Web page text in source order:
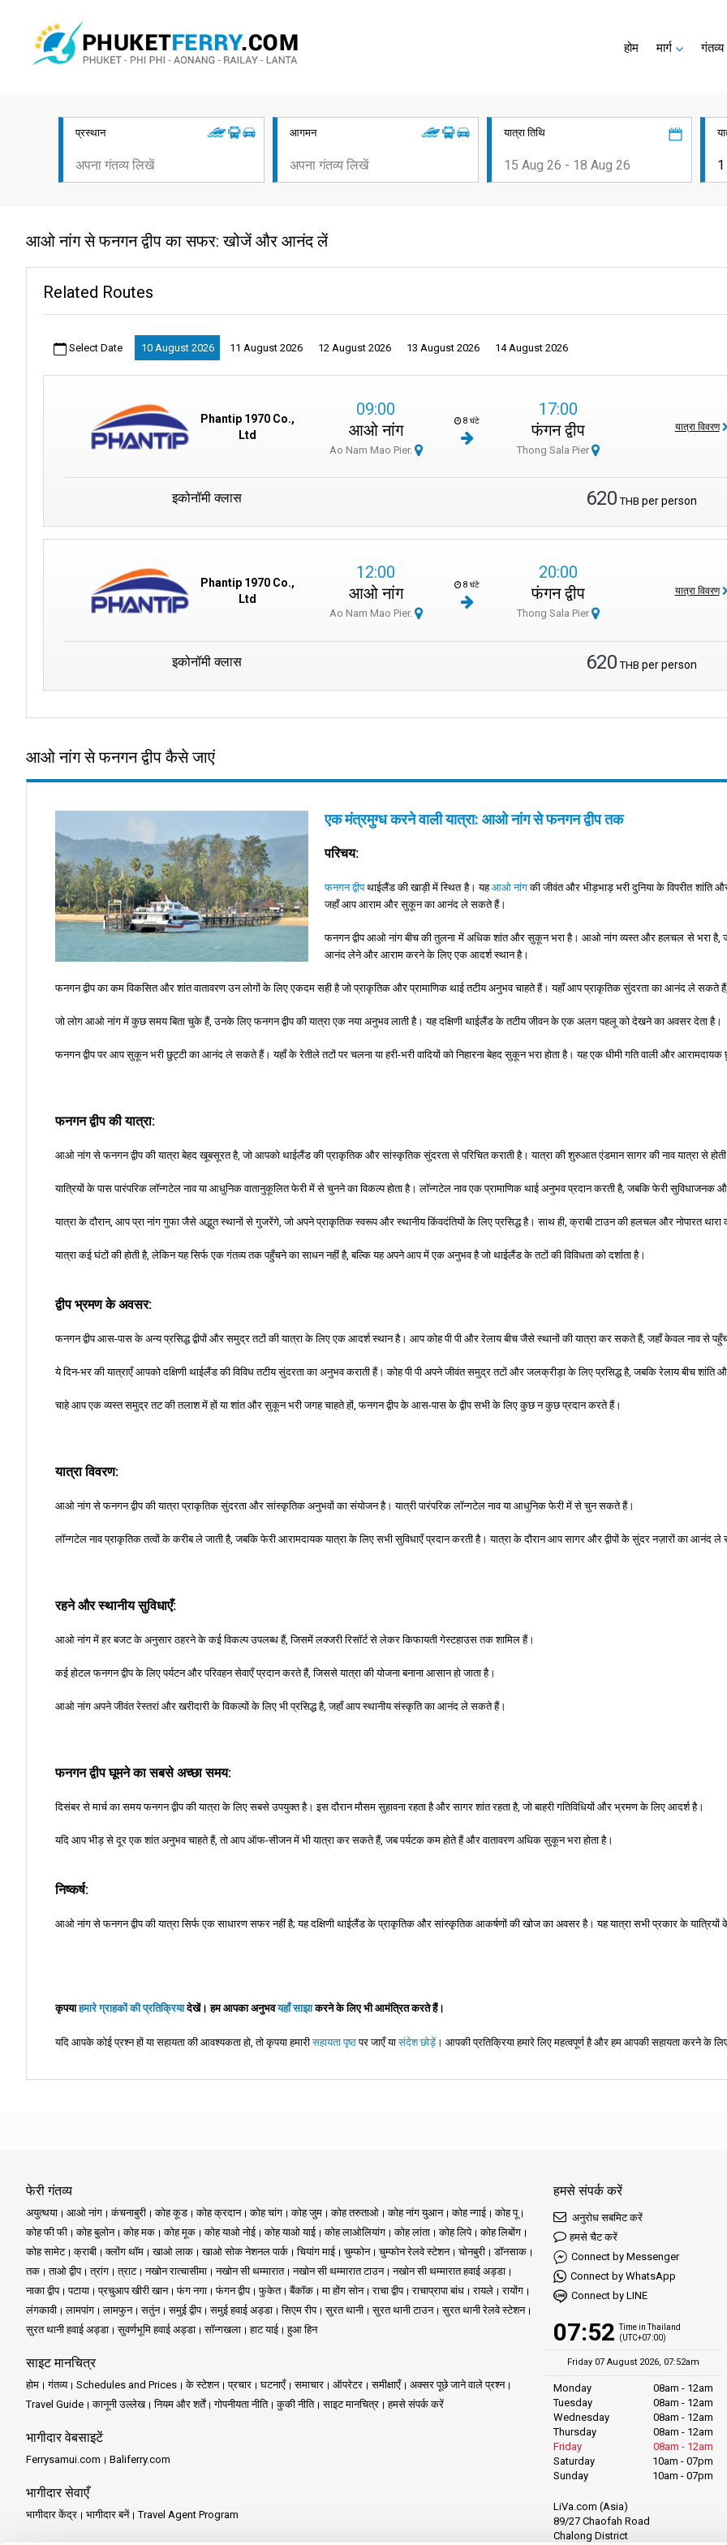
होम मार्ग गंतव्य
प्रस्थान आगमन यात्रा तिथि
आओ नांग से फनगन द्वीप का सफर: खोजें और आनंद लें
Related Routes
Select Date 10 August 2026 11 August 2026 12 August 2026 13 August 2026 14 August 2026
Phantip 1970 Co.,
Ltd
09:00
आओ नांग
Ao Nam Mao Pier.
8 घंटे
17:00
फंगन द्वीप
Thong Sala Pier
यात्रा विवरण
इकोनॉमी क्लास 620 THB per person
Phantip 1970 Co.,
Ltd
12:00
आओ नांग
Ao Nam Mao Pier.
8 घंटे
20:00
फंगन द्वीप
Thong Sala Pier
यात्रा विवरण
इकोनॉमी क्लास 620 THB per person
आओ नांग से फनगन द्वीप कैसे जाएं
एक मंत्रमुग्ध करने वाली यात्रा: आओ नांग से फनगन द्वीप तक
परिचय:
फनगन द्वीपथाईलैंड की खाड़ी में स्थित है। यहआओ नांगकी जीवंत और भीड़भाड़ भरी दुनिया के विपरीत शांति
जहाँ आप आराम और सुकून का आनंद ले सकते हैं।
फनगन द्वीप आओ नांग बीच की तुलना में अधिक शांत और सुकून भरा है। आओ नांग व्यस्त और हलचल से भरा है,
आनंद लेने और आराम करने के लिए एक आदर्श स्थान है।
फनगन द्वीप का कम विकसित और शांत वातावरण उन लोगों के लिए एकदम सही है जो प्राकृतिक और प्रामाणिक थाई तटीय अनुभव चाहते हैं। यहाँ आप प्राकृतिक सुंदरता का आनंद ले सकते
जो लोग आओ नांग में कुछ समय बिता चुके हैं, उनके लिए फनगन द्वीप की यात्रा एक नया अनुभव लाती है। यह दक्षिणी थाईलैंड के तटीय जीवन के एक अलग पहलू को देखने का अवसर देता है।
फनगन द्वीप पर आप सुकून भरी छुट्टी का आनंद ले सकते हैं। यहाँ के रेतीले तटों पर चलना या हरी-भरी वादियों को निहारना बेहद सुकून भरा होता है। यह एक धीमी गति वाली और
फनगन द्वीप की यात्रा:
आओ नांग से फनगन द्वीप की यात्रा बेहद खूबसूरत है, जो आपको थाईलैंड की प्राकृतिक और सांस्कृतिक सुंदरता से परिचित कराती है। यात्रा की शुरुआत एंडमान सागर की नाव यात्रा से
यात्रियों के पास पारंपरिक लॉन्गटेल नाव या आधुनिक वातानुकूलित फेरी में से चुनने का विकल्प होता है। लॉन्गटेल नाव एक प्रामाणिक थाई अनुभव प्रदान करती है, जबकि फेरी सुविधाजनक
यात्रा के दौरान, आप प्रा नांग गुफा जैसे अद्भुत स्थानों से गुजरेंगे, जो अपने प्राकृतिक स्वरूप और स्थानीय किंवदंतियों के लिए प्रसिद्ध है। साथ ही, क्राबी टाउन की हलचल और नोपारत
यात्रा कई घंटों की होती है, लेकिन यह सिर्फ एक गंतव्य तक पहुँचने का साधन नहीं है, बल्कि यह अपने आप में एक अनुभव है जो थाईलैंड के तटों की विविधता को दर्शाता है।
द्वीप भ्रमण के अवसर:
फनगन द्वीप आस-पास के अन्य प्रसिद्ध द्वीपों और समुद्र तटों की यात्रा के लिए एक आदर्श स्थान है। आप कोह पी पी और रेलाय बीच जैसे स्थानों की यात्रा कर सकते हैं, जहाँ केवल नाव से
ये दिन-भर की यात्राएँ आपको दक्षिणी थाईलैंड की विविध तटीय सुंदरता का अनुभव कराती हैं। कोह पी पी अपने जीवंत समुद्र तटों और जलक्रीड़ा के लिए प्रसिद्ध है, जबकि रेलाय बीच
चाहे आप एक व्यस्त समुद्र तट की तलाश में हों या शांत और सुकून भरी जगह चाहते हों, फनगन द्वीप के आस-पास के द्वीप सभी के लिए कुछ न कुछ प्रदान करते हैं।
यात्रा विवरण:
आओ नांग से फनगन द्वीप की यात्रा प्राकृतिक सुंदरता और सांस्कृतिक अनुभवों का संयोजन है। यात्री पारंपरिक लॉन्गटेल नाव या आधुनिक फेरी में से चुन सकते हैं।
लॉन्गटेल नाव प्राकृतिक तत्वों के करीब ले जाती है, जबकि फेरी आरामदायक यात्रा के लिए सभी सुविधाएँ प्रदान करती है। यात्रा के दौरान आप सागर और द्वीपों के सुंदर नज़ारों का आनंद
रहने और स्थानीय सुविधाएँ:
आओ नांग में हर बजट के अनुसार ठहरने के कई विकल्प उपलब्ध हैं, जिसमें लक्जरी रिसॉर्ट से लेकर किफायती गेस्टहाउस तक शामिल हैं।
कई होटल फनगन द्वीप के लिए पर्यटन और परिवहन सेवाएँ प्रदान करते हैं, जिससे यात्रा की योजना बनाना आसान हो जाता है।
आओ नांग अपने जीवंत रेस्तरां और खरीदारी के विकल्पों के लिए भी प्रसिद्ध है, जहाँ आप स्थानीय संस्कृति का आनंद ले सकते हैं।
फनगन द्वीप घूमने का सबसे अच्छा समय:
दिसंबर से मार्च का समय फनगन द्वीप की यात्रा के लिए सबसे उपयुक्त है। इस दौरान मौसम सुहावना रहता है और सागर शांत रहता है, जो बाहरी गतिविधियों और भ्रमण के लिए आदर्श है।
यदि आप भीड़ से दूर एक शांत अनुभव चाहते हैं, तो आप ऑफ-सीजन में भी यात्रा कर सकते हैं, जब पर्यटक कम होते हैं और वातावरण अधिक सुकून भरा होता है।
निष्कर्ष:
आओ नांग से फनगन द्वीप की यात्रा सिर्फ एक साधारण सफर नहीं है; यह दक्षिणी थाईलैंड के प्राकृतिक और सांस्कृतिक आकर्षणों की खोज का अवसर है। यह यात्रा सभी प्रकार के यात्रियों
कृपयाहमारे ग्राहकों की प्रतिक्रियादेखें। हम आपका अनुभवयहाँ साझाकरने के लिए भी आमंत्रित करते हैं।
यदि आपके कोई प्रश्न हों या सहायता की आवश्यकता हो, तो कृपया हमारीसहायता पृष्ठपर जाएँ यासंदेश छोड़ें । आपकी प्रतिक्रिया हमारे लिए महत्वपूर्ण है और हम आपकी सहायता करने के
फेरी गंतव्य
अयुत्थया आओ नांग कंचनाबुरी कोह कूड कोह क्रदान कोह चांग कोह जुम कोह तरुताओ कोह नांग युआन कोह न्गाई
कोह पू
कोह फी फी
कोह बुलोन कोह मक कोह मूक कोह याओ नोई कोह याओ याई कोह लाओलियांग कोह लांता कोह लिपे
कोह लिबोंग
कोह सामेट
क्राबी क्लोंग थॉम खाओ लाक खाओ सोक नेशनल पार्क चियांग माई चुम्फोन चुम्फोन रेलवे स्टेशन चोनबुरी
डॉनसाक
तक
ताओ द्वीप त्रांग त्राट नखोन रात्चासीमा नखोन सी थम्मारात नखोन सी थम्मारात टाउन
नखोन सी थम्मारात हवाई अड्डा
नाका द्वीप
पटाया प्रचुआप खीरी खान फंग नगा फंगन द्वीप फुकेत बैंकॉक मा होंग सोन राचा द्वीप राचाप्रापा बांध रायले
रायोंग
लंगकावी
लामपांग लामफुन सतुंन समुई द्वीप समुई हवाई अड्डा सिएम रीप सुरत थानी सुरत थानी टाउन
सुरत थानी रेलवे स्टेशन
सुरत थानी हवाई अड्डा
सुवर्णभूमि हवाई अड्डा सॉन्गखला हाट याई हुआ हिन
साइट मानचित्र
होम गंतव्य Schedules and Prices के स्टेशन प्रचार घटनाएँ समाचार ऑपरेटर समीक्षाएँ
अक्सर पूछे जाने वाले प्रश्न
Travel Guide
कानूनी उल्लेख नियम और शर्तें गोपनीयता नीति कुकी नीति साइट मानचित्र हमसे संपर्क करें
भागीदार वेबसाइटें
Ferrysamui.com Baliferry.com
भागीदार सेवाएँ
भागीदार केंद्र भागीदार बनें Travel Agent Program
हमसे संपर्क करें
अनुरोध सबमिट करें
हमसे चैट करें
Connect by Messenger
Connect by WhatsApp
Connect by LINE
07:52 Time in Thailand
(UTC+07:00)
Friday 07 August 2026, 07:52am
Monday
08am - 12am
Tuesday
08am - 12am
Wednesday
08am - 12am
Thursday
08am - 12am
Friday
08am - 12am
Saturday
10am - 07pm
Sunday
10am - 07pm
LiVa.com (Asia)
89/27 Chaofah Road
Chalong District